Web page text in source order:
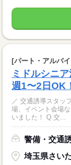
[パート・アルバ
ミドルシニ
週1〜2日OK
／ 交通誘導スタッフ大募集！ ＼ Q.働
場、イベント会場など。 ※国際的なスポーツ大会の警
いました！ Q.交...
警備・交通
埼玉県さい